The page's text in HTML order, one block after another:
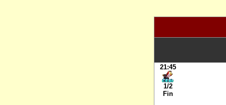
21:45
1/2
Fin